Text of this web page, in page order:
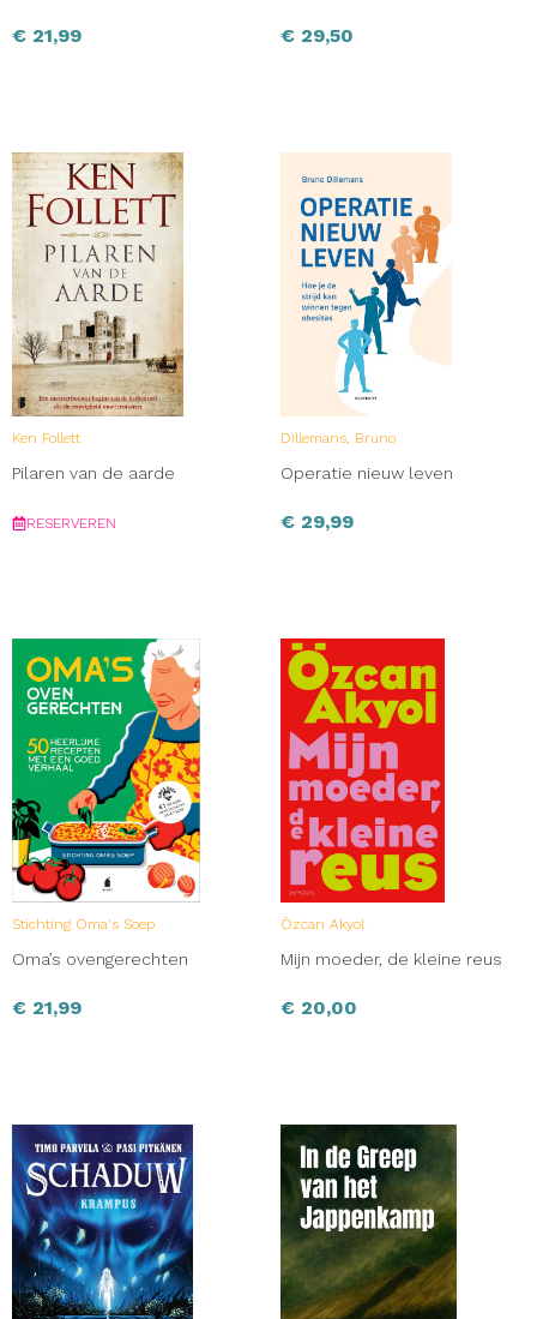
€ 21,99 € 29,50
Ken Follett
Pilaren van de aarde
RESERVEREN
Dillemans, Bruno
Operatie nieuw leven
€ 29,99
Stichting Oma's Soep
Oma’s ovengerechten
€ 21,99
Özcan Akyol
Mijn moeder, de kleine reus
€ 20,00